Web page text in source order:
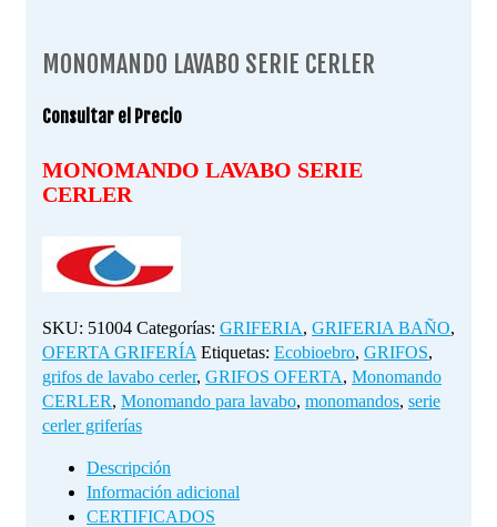
MONOMANDO LAVABO SERIE CERLER
Consultar el Precio
MONOMANDO LAVABO SERIE
CERLER
SKU: 51004 Categorías: GRIFERIA, GRIFERIA BAÑO,
OFERTA GRIFERÍA Etiquetas: Ecobioebro, GRIFOS,
grifos de lavabo cerler, GRIFOS OFERTA, Monomando
CERLER, Monomando para lavabo, monomandos, serie
cerler griferías
Descripción
Información adicional
CERTIFICADOS